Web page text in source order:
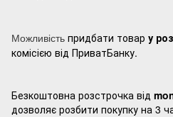
Можливість придбати товар у
комісією від ПриватБанку.
Безкоштовна розстрочка від
дозволяє розбити покупку на 3